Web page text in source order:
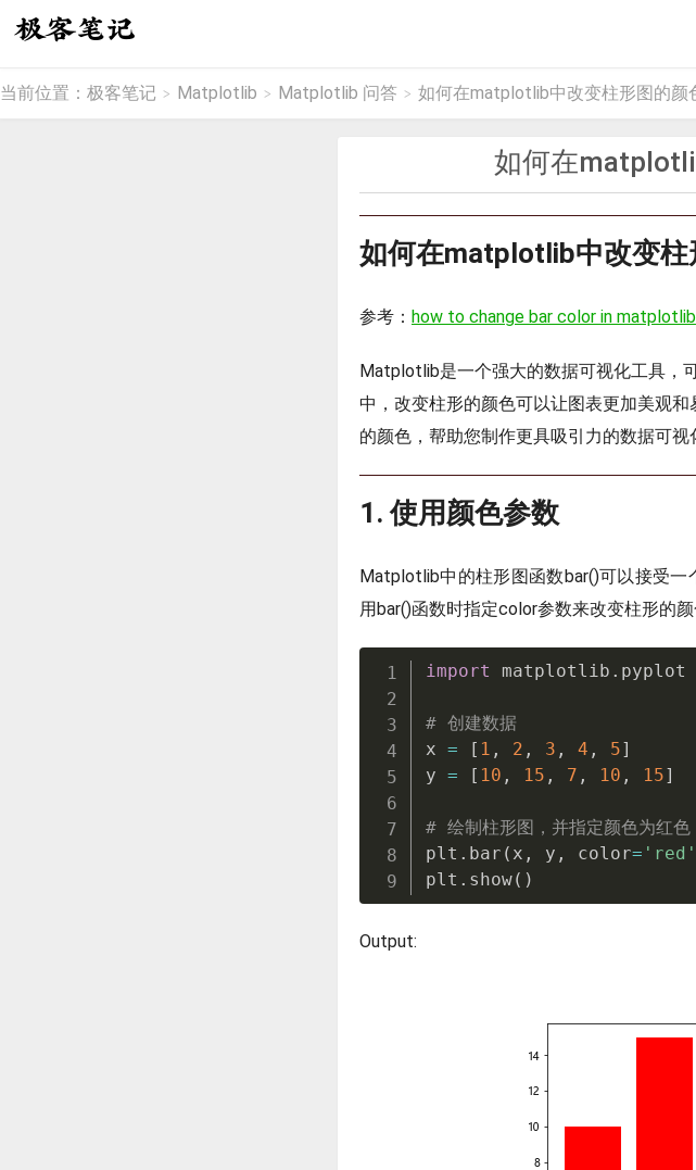
当前位置： 极客笔记 > Matplotlib > Matplotlib 问答 > 如何在matplotlib中改变柱形图的颜
如何在
如何在matplotlib中改变柱
参考： how to change bar color in matplotlib
Matplotlib是一个强大的数据可视化工具，
中，改变柱形的颜色可以让图表更加美观
的颜色，帮助您制作更具吸引力的数据可视
1. 使用颜色参数
Matplotlib中的柱形图函数bar()可以接受
用bar()函数时指定color参数来改变柱形的颜
import matplotlib . pyplot
# 创建数据
x = [ 1 , 2 , 3 , 4 , 5]
y = [ 10 , 15 , 7 , 10 , 15]
# 绘制柱形图，并指定颜色为红色
plt . bar ( x , y , color= 'red'
plt . show( )
Output: